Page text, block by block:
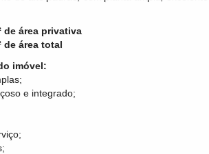
de área privativa
de área total
imóvel:
e integrado;